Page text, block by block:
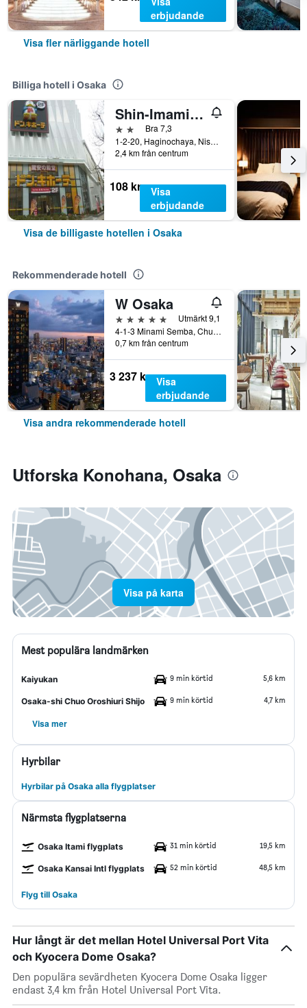
erbjudande
Visa fler närliggande hotell
Billiga hotell i Osaka
Shin-Imamiya Hotel
2 stjärnorBra 7,3
1-2-20, Haginochaya, Nishinari, Osaka, Japan
2,4 km från centrum
108 kr
Visa
erbjudande
Visa de billigaste hotellen i Osaka
Rekommenderade hotell
W Osaka
5 stjärnor
Utmärkt 9,1
4-1-3 Minami Semba, Chuo-ku, Osaka, Japan
0,7 km från centrum
3 237 kr Visa
erbjudande
Visa andra rekommenderade hotell
Utforska Konohana, Osaka
Visa på karta
Mest populära landmärken
Kaiyukan 9 min körtid 5,6 km
Osaka-shi Chuo Oroshiuri Shijo 9 min körtid 4,7 km
Visa mer
Hyrbilar
Hyrbilar på Osaka alla flygplatser
Närmsta flygplatserna
Osaka Itami flygplats 31 min körtid 19,5 km
Osaka Kansai Intl flygplats 52 min körtid 48,5 km
Flyg till Osaka
Hur långt är det mellan Hotel Universal Port Vita
och Kyocera Dome Osaka?
Den populära sevärdheten Kyocera Dome Osaka ligger
endast 3,4 km från Hotel Universal Port Vita.